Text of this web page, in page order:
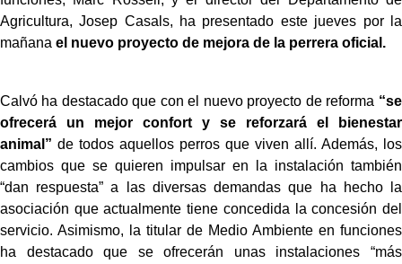
Agricultura, Josep Casals, ha presentado este jueves por la
mañana el nuevo proyecto de mejora de la perrera oficial.
Calvó ha destacado que con el nuevo proyecto de reforma “se
ofrecerá un mejor confort y se reforzará el bienestar
animal” de todos aquellos perros que viven allí. Además, los
cambios que se quieren impulsar en la instalación también
“dan respuesta” a las diversas demandas que ha hecho la
asociación que actualmente tiene concedida la concesión del
servicio. Asimismo, la titular de Medio Ambiente en funciones
ha destacado que se ofrecerán unas instalaciones “más